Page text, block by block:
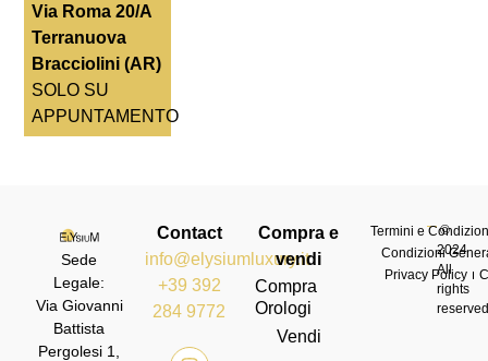
Via Roma 20/A
Terranuova
Bracciolini (AR)
SOLO SU
APPUNTAMENTO
Sede
Legale:
Via Giovanni
Battista
Pergolesi 1,
Contact
info@elysiumluxury.it
+39 392
284 9772
Compra e
vendi
Compra
Orologi
Vendi
©
2024
All
rights
Termini e
Condizioni
Privacy Policy